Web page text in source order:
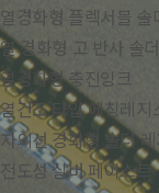
열경화형 플렉서블 솔
열 경화형 고 반사 솔
열경화형 충진잉크
열건조 타입 에칭레지
자외선 경화형 솔더
전도성 실버 페이스트